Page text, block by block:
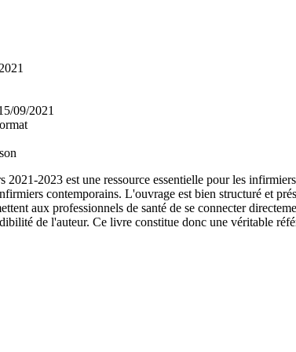
09/2021
2023 est une ressource essentielle pour les
contemporains. L'ouvrage est bien structuré et
aux professionnels de santé de se connecter
de l'auteur. Ce livre constitue donc une véritable